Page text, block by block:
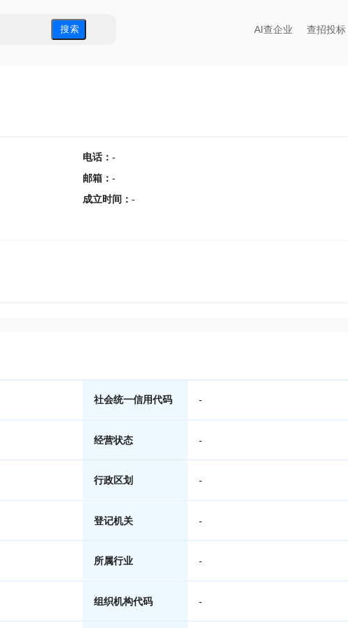
搜 索 AI查企业 查招投标
电话： -
邮箱 ： -
成立时间 ： -
社会统一信用代码 -
经营状态 -
行政区划 -
登记机关 -
所属行业 -
组织机构代码 -